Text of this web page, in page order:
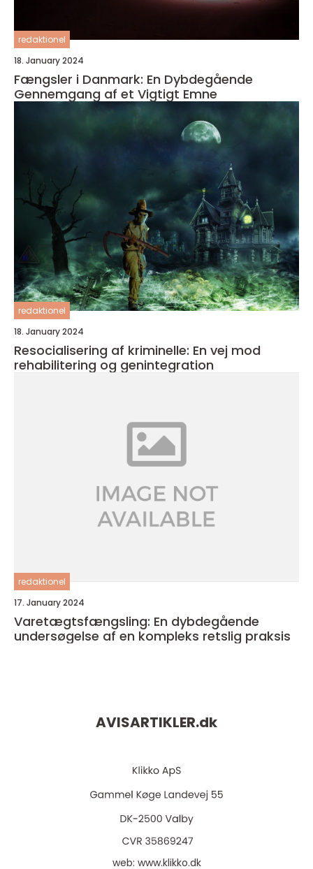
redaktionel
18. January 2024
Fængsler i Danmark: En Dybdegående
Gennemgang af et Vigtigt Emne
redaktionel
18. January 2024
Resocialisering af kriminelle: En vej mod
rehabilitering og genintegration
redaktionel
17. January 2024
Varetægtsfængsling: En dybdegående
undersøgelse af en kompleks retslig praksis
AVISARTIKLER.dk
web: www.klikko.dk